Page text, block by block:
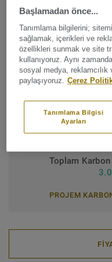
zemin kaplaması
Bağlayıcı içerik:Tip 1
Ticari sınıflandırma:
Endüstriyel
Yüzey koruması:Yeni iQ
Rulo (1 ref.)
Toplam
PROJEM
Başlamadan önce...
Tanımlama bilgilerini;
sağlamak, içerikleri ve
özellikleri sunmak ve site
kullanıyoruz. Aynı
sosyal medya, reklamcılık
paylaşıyoruz.
Çerez
Tanımlama Bilgisi
Ayarları